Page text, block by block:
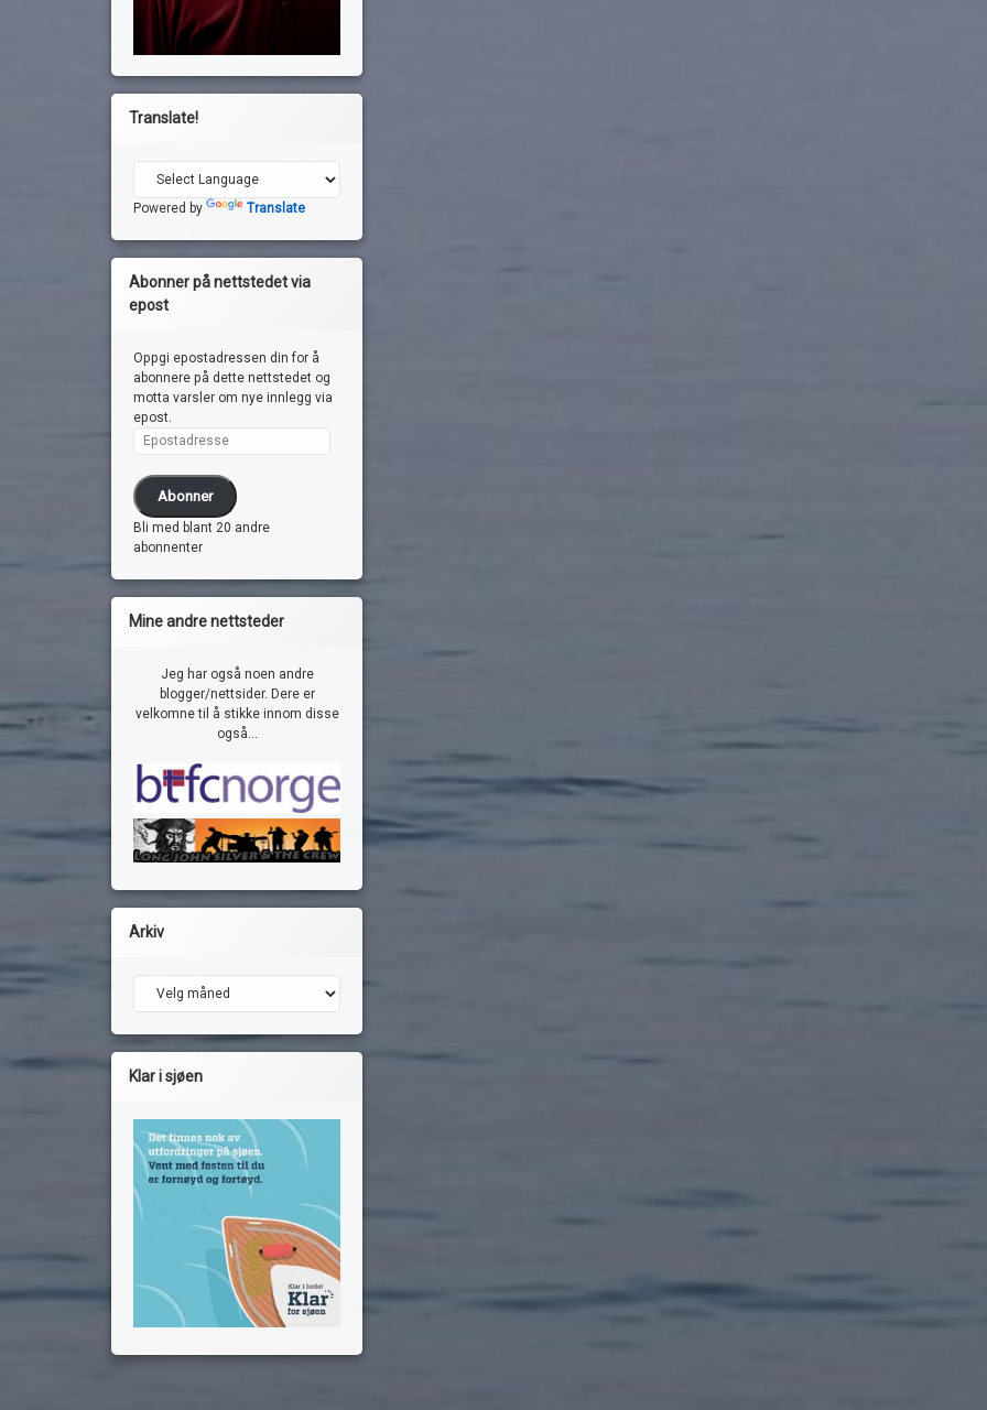
Translate!
Powered by Translate
Abonner på nettstedet via
epost
Oppgi epostadressen din for å
abonnere på dette nettstedet og
motta varsler om nye innlegg via
epost.
Epostadresse
Abonner
Bli med blant 20 andre
abonnenter
Mine andre nettsteder
Jeg har også noen andre
blogger/nettsider. Dere er
velkomne til å stikke innom disse
også...
Arkiv
Arkiv
Klar i sjøen